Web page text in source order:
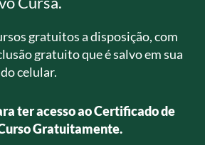
gratuitos a disposição, com
gratuito que é salvo em sua
celular.
ter acesso ao Certificado de
Gratuitamente.